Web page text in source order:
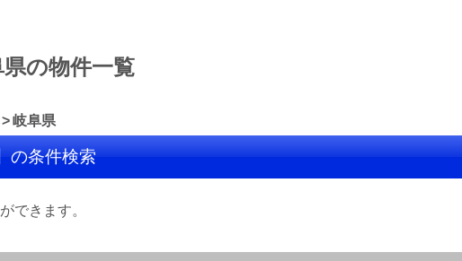
の物件一覧
岐阜県
の条件検索
できます。